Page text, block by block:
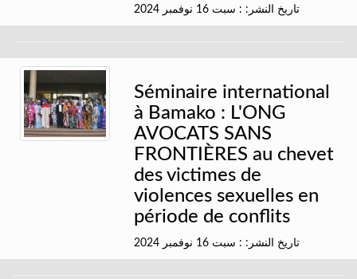
تاريخ النشر: : سبت 16 نوفمبر 2024
Séminaire international
à Bamako : L'ONG
AVOCATS SANS
FRONTIÈRES au chevet
des victimes de
violences sexuelles en
période de conflits
تاريخ النشر: : سبت 16 نوفمبر 2024